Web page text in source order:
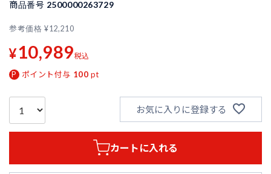
商品番号 2500000263729
参考価格 ¥12,210
¥10,989税込
ポイント付与 100 pt
お気に入りに登録する
カートに入れる